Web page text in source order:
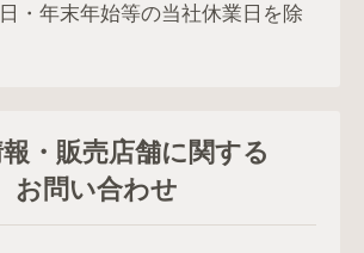
日・年末年始等の当社休業日を除
・販売店舗に関する
お問い合わせ